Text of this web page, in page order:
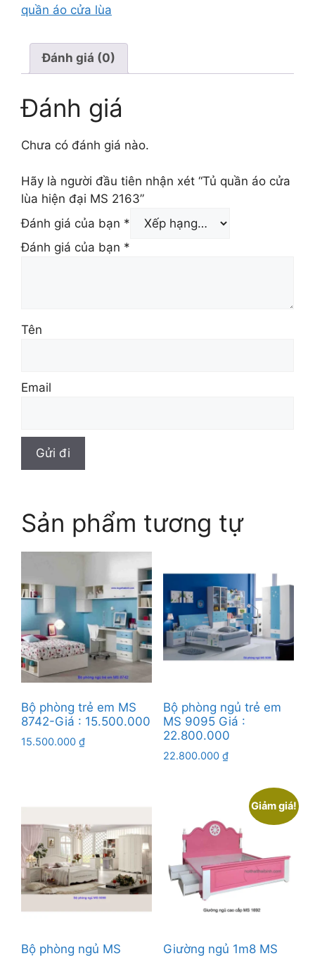
quần áo cửa lùa
Đánh giá (0)
Đánh giá
Chưa có đánh giá nào.
Hãy là người đầu tiên nhận xét “Tủ quần áo cửa
lùa hiện đại MS 2163”
Đánh giá của bạn *
Đánh giá của bạn *
Tên
Email
Sản phẩm tương tự
Bộ phòng trẻ em MS
8742-Giá : 15.500.000
15.500.000 ₫
Bộ phòng ngủ trẻ em
MS 9095 Giá :
22.800.000
22.800.000 ₫
Bộ phòng ngủ MS
Giảm giá!
Giường ngủ 1m8 MS